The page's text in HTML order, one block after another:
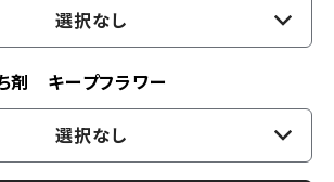
選択なし
剤 キープフラワー
選択なし